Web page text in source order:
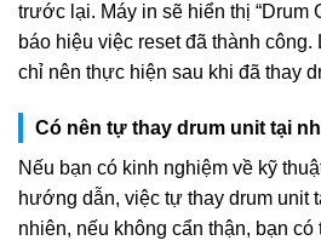
trước lại. Máy in sẽ hiển thị “Drum
báo hiệu việc reset đã thành
chỉ nên thực hiện sau khi đã thay
Có nên tự thay drum unit tại
Nếu bạn có kinh nghiệm về kỹ
hướng dẫn, việc tự thay drum unit
nhiên, nếu không cẩn thận, bạn có